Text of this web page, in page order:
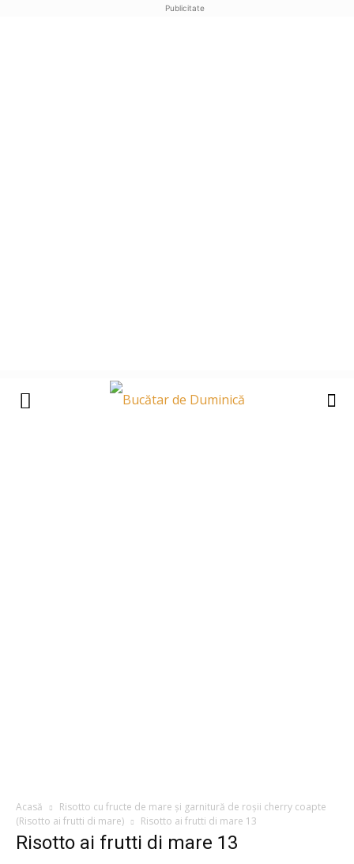
Publicitate
Acasă
Risotto cu fructe de mare și garnitură de roșii cherry coapte
(Risotto ai frutti di mare)
Risotto ai frutti di mare 13
Risotto ai frutti di mare 13